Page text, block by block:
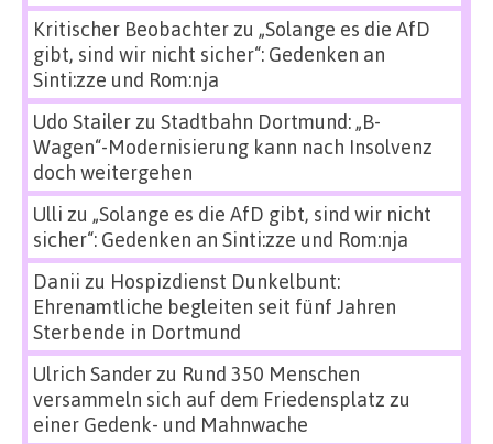
Kritischer Beobachterzu „Solange es die AfD
gibt, sind wir nicht sicher“: Gedenken an
Sinti:zze und Rom:nja
Udo Stailerzu Stadtbahn Dortmund: „B-
Wagen“-Modernisierung kann nach Insolvenz
doch weitergehen
Ulli zu „Solange es die AfD gibt, sind wir nicht
sicher“: Gedenken an Sinti:zze und Rom:nja
Danii zu Hospizdienst Dunkelbunt:
Ehrenamtliche begleiten seit fünf Jahren
Sterbende in Dortmund
Ulrich Sanderzu Rund 350 Menschen
versammeln sich auf dem Friedensplatz zu
einer Gedenk- und Mahnwache